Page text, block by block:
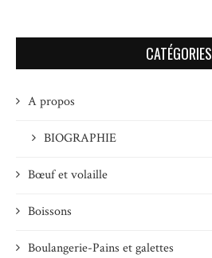
CATÉGORIES
A propos
BIOGRAPHIE
Bœuf et volaille
Boissons
Boulangerie-Pains et galettes